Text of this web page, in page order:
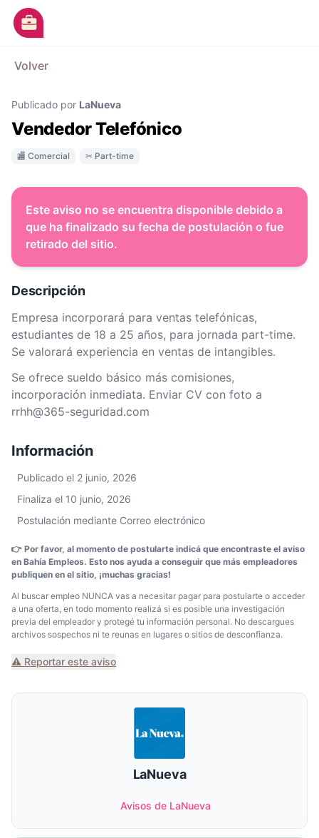
Ir al contenido principal
Categorías
Empresas
Blog
Dejá tu CV
Volver
Publicado por LaNueva
Vendedor Telefónico
🏬 Comercial ✂ Part-time
Este aviso no se encuentra disponible debido a
que ha finalizado su fecha de postulación o fue
retirado del sitio.
Descripción
Empresa incorporará para ventas telefónicas,
estudiantes de 18 a 25 años, para jornada part-time.
Se valorará experiencia en ventas de intangibles.
Se ofrece sueldo básico más comisiones,
incorporación inmediata. Enviar CV con foto a
rrhh@365-seguridad.com
Información
Publicado el 2 junio, 2026
Finaliza el 10 junio, 2026
Postulación mediante Correo electrónico
👉 Por favor, al momento de postularte indicá que encontraste el aviso
en Bahía Empleos. Esto nos ayuda a conseguir que más empleadores
publiquen en el sitio, ¡muchas gracias!
Al buscar empleo NUNCA vas a necesitar pagar para postularte o acceder
a una oferta, en todo momento realizá si es posible una investigación
previa del empleador y protegé tu información personal. No descargues
archivos sospechos ni te reunas en lugares o sitios de desconfianza.
⚠️ Reportar este aviso
LaNueva
Avisos de LaNueva